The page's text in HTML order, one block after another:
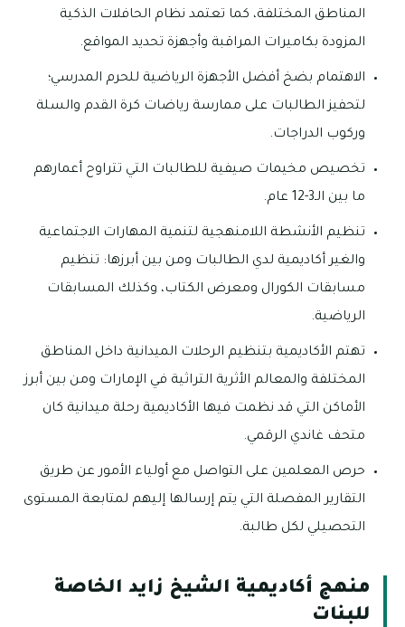
المناطق المختلفة، كما تعتمد نظام الحافلات الذكية
المزودة بكاميرات المراقبة وأجهزة تحديد المواقع.
الاهتمام بضخ أفضل الأجهزة الرياضية للحرم المدرسي؛
لتحفيز الطالبات على ممارسة رياضات كرة القدم والسلة
وركوب الدراجات.
تخصيص مخيمات صيفية للطالبات التي تتراوح أعمارهم
ما بين الـ3-12 عام.
تنظيم الأنشطة اللامنهجية لتنمية المهارات الاجتماعية
والغير أكاديمية لدي الطالبات ومن بين أبرزها: تنظيم
مسابقات الكورال ومعرض الكتاب، وكذلك المسابقات
الرياضية.
تهتم الأكاديمية بتنظيم الرحلات الميدانية داخل المناطق
المختلفة والمعالم الأثرية التراثية في الإمارات ومن بين أبرز
الأماكن التي قد نظمت فيها الأكاديمية رحلة ميدانية كان
متحف غاندي الرقمي.
حرص المعلمين على التواصل مع أولياء الأمور عن طريق
التقارير المفصلة التي يتم إرسالها إليهم لمتابعة المستوى
التحصيلي لكل طالبة.
منهج أكاديمية الشيخ زايد الخاصة
للبنات